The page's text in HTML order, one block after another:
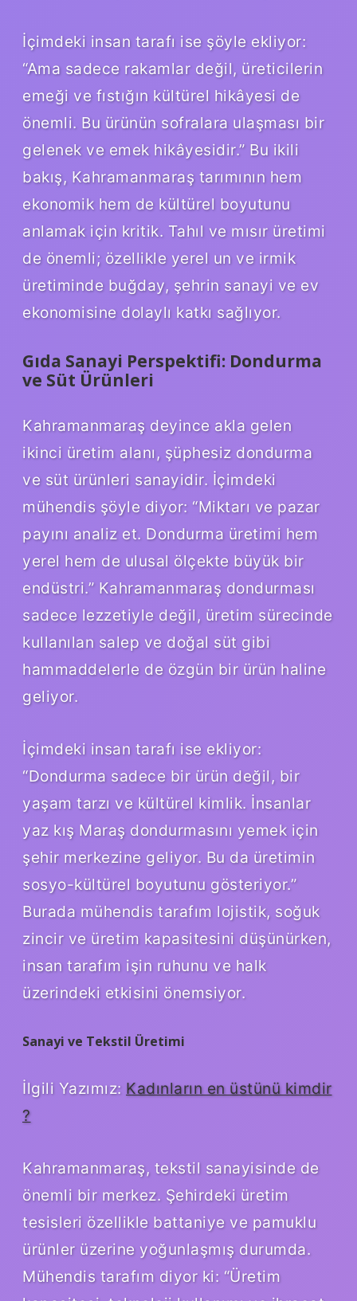
İçimdeki insan tarafı ise şöyle ekliyor:
“Ama sadece rakamlar değil, üreticilerin
emeği ve fıstığın kültürel hikâyesi de
önemli. Bu ürünün sofralara ulaşması bir
gelenek ve emek hikâyesidir.” Bu ikili
bakış, Kahramanmaraş tarımının hem
ekonomik hem de kültürel boyutunu
anlamak için kritik. Tahıl ve mısır üretimi
de önemli; özellikle yerel un ve irmik
üretiminde buğday, şehrin sanayi ve ev
ekonomisine dolaylı katkı sağlıyor.
Gıda Sanayi Perspektifi: Dondurma
ve Süt Ürünleri
Kahramanmaraş deyince akla gelen
ikinci üretim alanı, şüphesiz dondurma
ve süt ürünleri sanayidir. İçimdeki
mühendis şöyle diyor: “Miktarı ve pazar
payını analiz et. Dondurma üretimi hem
yerel hem de ulusal ölçekte büyük bir
endüstri.” Kahramanmaraş dondurması
sadece lezzetiyle değil, üretim sürecinde
kullanılan salep ve doğal süt gibi
hammaddelerle de özgün bir ürün haline
geliyor.
İçimdeki insan tarafı ise ekliyor:
“Dondurma sadece bir ürün değil, bir
yaşam tarzı ve kültürel kimlik. İnsanlar
yaz kış Maraş dondurmasını yemek için
şehir merkezine geliyor. Bu da üretimin
sosyo-kültürel boyutunu gösteriyor.”
Burada mühendis tarafım lojistik, soğuk
zincir ve üretim kapasitesini düşünürken,
insan tarafım işin ruhunu ve halk
üzerindeki etkisini önemsiyor.
Sanayi ve Tekstil Üretimi
İlgili Yazımız: Kadınların en üstünü kimdir
?
Kahramanmaraş, tekstil sanayisinde de
önemli bir merkez. Şehirdeki üretim
tesisleri özellikle battaniye ve pamuklu
ürünler üzerine yoğunlaşmış durumda.
Mühendis tarafım diyor ki: “Üretim